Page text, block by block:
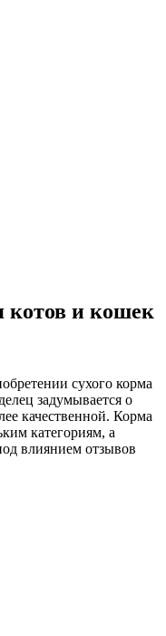
котов и кошек
сухого корма
задумывается о
качественной. Корма
категориям, а
влиянием отзывов